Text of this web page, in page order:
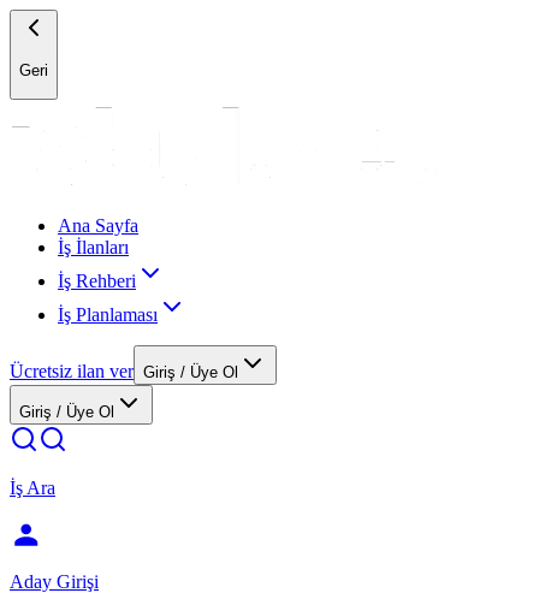
Geri
Ana Sayfa
İş İlanları
İş Rehberi
İş Planlaması
Ücretsiz ilan ver Giriş / Üye Ol
Giriş / Üye Ol
İş Ara
Aday Girişi